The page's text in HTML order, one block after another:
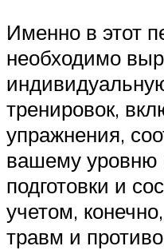
Именно в этот
необходимо
тренировок,
упражнения,
вашему уровню
подготовки и
учетом,
травм и